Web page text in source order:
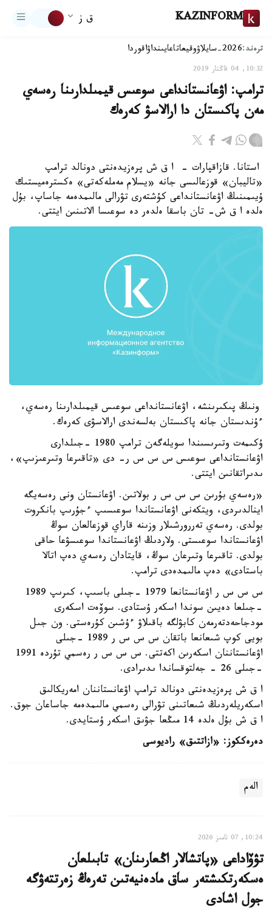
KAZINFORM ق ز
ترەند:2026-سايلاۋ وقيعاتاعايىنداۋاقوردا
10:32, 04 قاڭتار 2019
ترامپ: اۋعانستانداعى سوعىس قيمىلدارىنا رەسەي
مەن پاكىستان دا ارالاسۋ كەرەك
استانا. قازاقپارات - ا ق ش پرەزيدەنتى دونالد ترامپ
«تاليبان» قوزعالىسى جانە «يسلام مەملەكەتى» ەكسترەميستىك
ۇيىمىنىڭ اۋعانستانداعى كۇشتەرى تۋرالى مالىمدەمە جاساپ، بۇل
ەلدە ا ق ش- تان باسقا ەلدەر دە سوعىسا الاتىنىن ايتتى.
ونىڭ پىكىرىنشە، اۋعانستانداعى سوعىس قيمىلدارىنا رەسەي،
ءۇندىستان جانە پاكىستان بەلسەندى ارالاسۋى كەرەك.
ۇكىمەت وتىرىسىندا سويلەگەن ترامپ 1980 -جىلدارى
اۋعانستانداعى سوعىس س س س ر- دى «تاقىرعا وتىرعىزىپ»،
ىدىراتقانىن ايتتى.
«رەسەي بۇرىن س س س ر بولاتىن. اۋعانستان ونى رەسەيگە
اينالدىردى، ويتكەنى اۋعانستاندا سوعىسىپ ءجۇرىپ بانكروت
بولدى. رەسەي تەررورشىلار وزىنە قاراي قوزعالعان سوڭ
اۋعانستاندا سوعىستى. ولاردىڭ اۋعانستاندا سوعىسۋعا حاقى
بولدى. تاقىرعا وتىرعان سوڭ، قايتادان رەسەي دەپ اتالا
باستادى» دەپ مالىمدەدى ترامپ.
س س س ر اۋعانستانعا 1979 -جىلى باسىپ، كىرىپ 1989
-جىلعا دەيىن سوندا اسكەر ۇستادى. سوۆەت اسكەرى
مودجاحەدتەرمەن كابۋلگە باقىلاۋ ءۇشىن كۇرەستى. ون جىل
بويى كوپ شىعانعا باتقان س س س ر 1989 -جىلى
اۋعانستاننان اسكەرىن اكەتتى. س س س ر رەسمي تۇردە 1991
-جىلى 26 - جەلتوقساندا ىدىرادى.
ا ق ش پرەزيدەنتى دونالد ترامپ اۋعانستاننان امەريكالىق
اسكەريلەردىڭ شىعاتىنى تۋرالى رەسمي مالىمدەمە جاساعان جوق.
ا ق ش بۇل ەلدە 14 مىڭعا جۋىق اسكەر ۇستايدى.
دەرەككوز: «ازاتتىق» راديوسى
الەم
10:24, 07 تامىز 2026
تۋۆاداعى «پاتشالار اڭعارىنان» تابىلعان
ەسكەرتكىشتەر ساق مادەنيەتىن تەرەڭ زەرتتەۋگە
جول اشادى